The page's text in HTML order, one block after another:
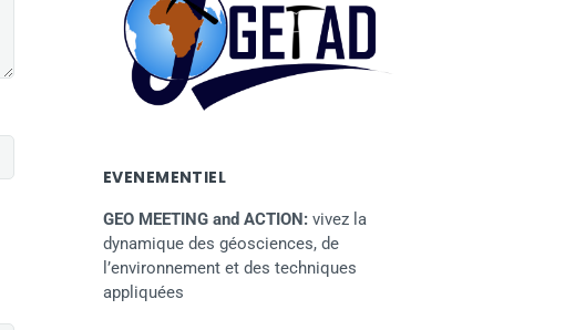
EVENEMENTIEL
GEO MEETING and ACTION: vivez la
dynamique des géosciences, de
l’environnement et des techniques
appliquées